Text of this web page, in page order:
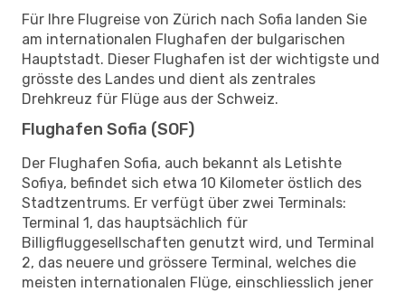
Für Ihre Flugreise von Zürich nach Sofia landen Sie
am internationalen Flughafen der bulgarischen
Hauptstadt. Dieser Flughafen ist der wichtigste und
grösste des Landes und dient als zentrales
Drehkreuz für Flüge aus der Schweiz.
Flughafen Sofia (SOF)
Der Flughafen Sofia, auch bekannt als Letishte
Sofiya, befindet sich etwa 10 Kilometer östlich des
Stadtzentrums. Er verfügt über zwei Terminals:
Terminal 1, das hauptsächlich für
Billigfluggesellschaften genutzt wird, und Terminal
2, das neuere und grössere Terminal, welches die
meisten internationalen Flüge, einschliesslich jener